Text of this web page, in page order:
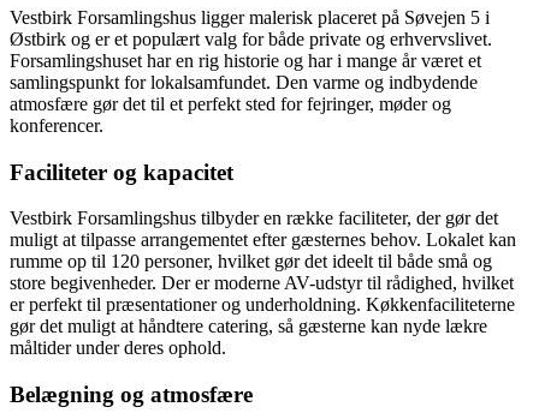
Vestbirk Forsamlingshus ligger malerisk placeret på Søvejen 5 i
Østbirk og er et populært valg for både private og erhvervslivet.
Forsamlingshuset har en rig historie og har i mange år været et
samlingspunkt for lokalsamfundet. Den varme og indbydende
atmosfære gør det til et perfekt sted for fejringer, møder og
konferencer.
Faciliteter og kapacitet
Vestbirk Forsamlingshus tilbyder en række faciliteter, der gør det
muligt at tilpasse arrangementet efter gæsternes behov. Lokalet kan
rumme op til 120 personer, hvilket gør det ideelt til både små og
store begivenheder. Der er moderne AV-udstyr til rådighed, hvilket
er perfekt til præsentationer og underholdning. Køkkenfaciliteterne
gør det muligt at håndtere catering, så gæsterne kan nyde lækre
måltider under deres ophold.
Belægning og atmosfære